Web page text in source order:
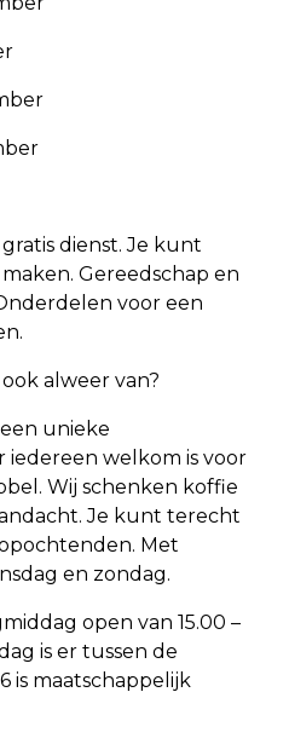
dienst. Je kunt
Gereedschap en
voor een
alweer van?
een unieke
welkom is voor
Wij schenken koffie
Je kunt terecht
Met
en zondag.
open van 15.00 –
is er tussen de
is maatschappelijk